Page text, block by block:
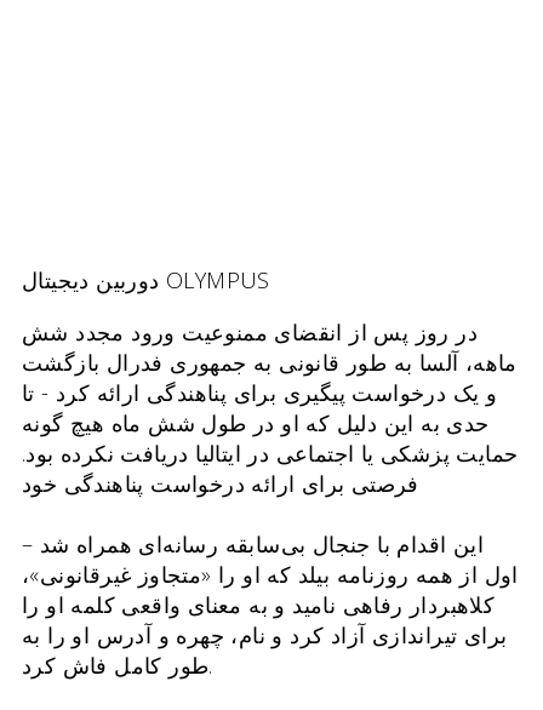
دوربین دیجیتال OLYMPUS
در روز پس از انقضای ممنوعیت ورود مجدد شش
ماهه، آلسا به طور قانونی به جمهوری فدرال بازگشت
و یک درخواست پیگیری برای پناهندگی ارائه کرد - تا
حدی به این دلیل که او در طول شش ماه هیچ گونه
حمایت پزشکی یا اجتماعی در ایتالیا دریافت نکرده بود.
فرصتی برای ارائه درخواست پناهندگی خود
این اقدام با جنجال بی‌سابقه رسانه‌ای همراه شد –
اول از همه روزنامه بیلد که او را «متجاوز غیرقانونی»،
کلاهبردار رفاهی نامید و به معنای واقعی کلمه او را
برای تیراندازی آزاد کرد و نام، چهره و آدرس او را به
طور کامل فاش کرد.